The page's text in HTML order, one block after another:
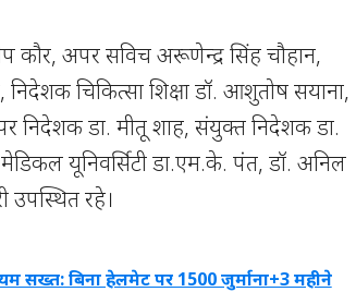
कौर, अपर सविच अरूणेन्द्र सिंह चौहान,
निदेशक चिकित्सा शिक्षा डॉ. आशुतोष सयाना,
निदेशक डा. मीतू शाह, संयुक्त निदेशक डा.
यूनिवर्सिटी डा.एम.के. पंत, डॉ. अनिल
उपस्थित रहे।
सख्त: बिना हेलमेट पर 1500 जुर्माना+3 महीने